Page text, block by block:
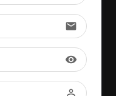
email
visibility
perm_identity